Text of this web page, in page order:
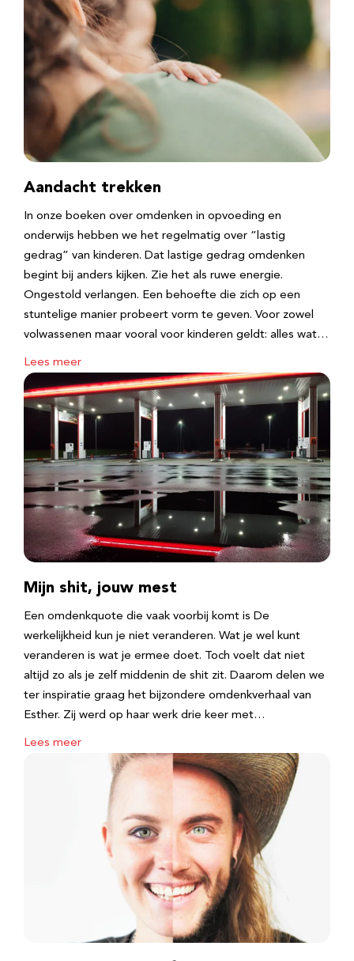
Aandacht trekken
In onze boeken over omdenken in opvoeding en
onderwijs hebben we het regelmatig over “lastig
gedrag” van kinderen. Dat lastige gedrag omdenken
begint bij anders kijken. Zie het als ruwe energie.
Ongestold verlangen. Een behoefte die zich op een
stuntelige manier probeert vorm te geven. Voor zowel
volwassenen maar vooral voor kinderen geldt: alles wat…
Lees meer
Mijn shit, jouw mest
Een omdenkquote die vaak voorbij komt is De
werkelijkheid kun je niet veranderen. Wat je wel kunt
veranderen is wat je ermee doet. Toch voelt dat niet
altijd zo als je zelf middenin de shit zit. Daarom delen we
ter inspiratie graag het bijzondere omdenkverhaal van
Esther. Zij werd op haar werk drie keer met…
Lees meer